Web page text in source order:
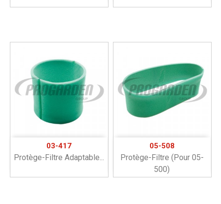
03-417
Protège-Filtre Adaptable...
05-508
Protège-Filtre (pour 05-
500)